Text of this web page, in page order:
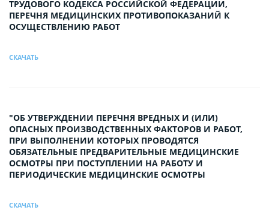
ТРУДОВОГО КОДЕКСА РОССИЙСКОЙ ФЕДЕРАЦИИ,
ПЕРЕЧНЯ МЕДИЦИНСКИХ ПРОТИВОПОКАЗАНИЙ К
ОСУЩЕСТВЛЕНИЮ РАБОТ
СКАЧАТЬ
"ОБ УТВЕРЖДЕНИИ ПЕРЕЧНЯ ВРЕДНЫХ И (ИЛИ)
ОПАСНЫХ ПРОИЗВОДСТВЕННЫХ ФАКТОРОВ И РАБОТ,
ПРИ ВЫПОЛНЕНИИ КОТОРЫХ ПРОВОДЯТСЯ
ОБЯЗАТЕЛЬНЫЕ ПРЕДВАРИТЕЛЬНЫЕ МЕДИЦИНСКИЕ
ОСМОТРЫ ПРИ ПОСТУПЛЕНИИ НА РАБОТУ И
ПЕРИОДИЧЕСКИЕ МЕДИЦИНСКИЕ ОСМОТРЫ
СКАЧАТЬ